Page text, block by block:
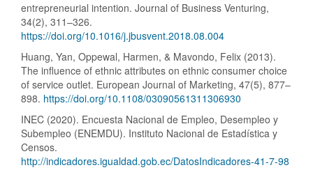
entrepreneurial intention. Journal of Business Venturing,
34(2), 311–326.
https://doi.org/10.1016/j.jbusvent.2018.08.004
Huang, Yan, Oppewal, Harmen, & Mavondo, Felix (2013).
The influence of ethnic attributes on ethnic consumer choice
of service outlet. European Journal of Marketing, 47(5), 877–
898. https://doi.org/10.1108/03090561311306930
INEC (2020). Encuesta Nacional de Empleo, Desempleo y
Subempleo (ENEMDU). Instituto Nacional de Estadística y
Censos.
http://indicadores.igualdad.gob.ec/DatosIndicadores-41-7-98